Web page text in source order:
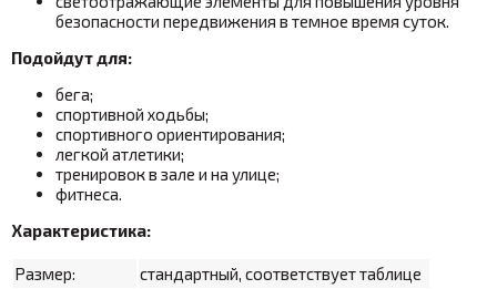
безопасности передвижения в темное время суток.
Подойдут для:
бега;
спортивной ходьбы;
спортивного ориентирования;
легкой атлетики;
тренировок в зале и на улице;
фитнеса.
Характеристика:
Размер:
стандартный, соответствует таблице